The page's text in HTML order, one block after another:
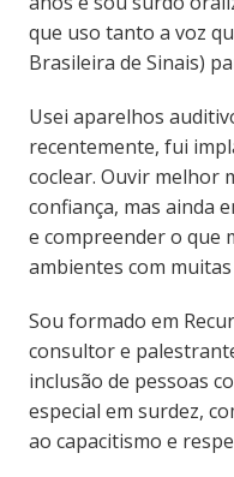
que uso tanto a voz
Brasileira de Sinais)
Usei aparelhos
recentemente, fui
coclear. Ouvir melhor
confiança, mas ainda
e compreender o que
ambientes com
Sou formado em
consultor e
inclusão de pessoas
especial em surdez,
ao capacitismo e